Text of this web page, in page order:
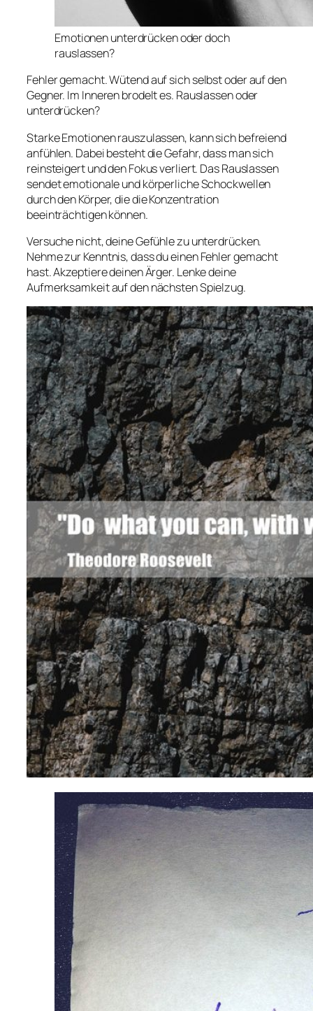
Emotionen unterdrücken oder doch
rauslassen?
Fehler gemacht. Wütend auf sich selbst oder auf den
Gegner. Im Inneren brodelt es. Rauslassen oder
unterdrücken?
Starke Emotionen rauszulassen, kann sich befreiend
anfühlen. Dabei besteht die Gefahr, dass man sich
reinsteigert und den Fokus verliert. Das Rauslassen
sendet emotionale und körperliche Schockwellen
durch den Körper, die die Konzentration
beeinträchtigen können.
Versuche nicht, deine Gefühle zu unterdrücken.
Nehme zur Kenntnis, dass du einen Fehler gemacht
hast. Akzeptiere deinen Ärger. Lenke deine
Aufmerksamkeit auf den nächsten Spielzug.